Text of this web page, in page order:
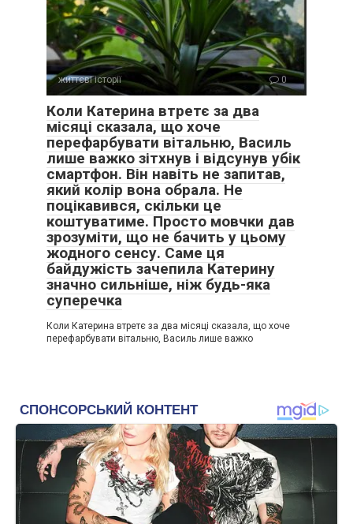
життєві історії 0
Коли Катерина втретє за два
місяці сказала, що хоче
перефарбувати вітальню, Василь
лише важко зітхнув і відсунув убік
смартфон. Він навіть не запитав,
який колір вона обрала. Не
поцікавився, скільки це
коштуватиме. Просто мовчки дав
зрозуміти, що не бачить у цьому
жодного сенсу. Саме ця
байдужість зачепила Катерину
значно сильніше, ніж будь-яка
суперечка
Коли Катерина втретє за два місяці сказала, що хоче
перефарбувати вітальню, Василь лише важко